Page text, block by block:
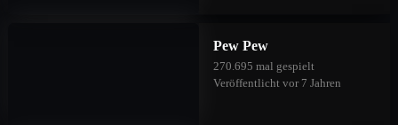
Pew Pew
270.695 mal gespielt
Veröffentlicht vor 7 Jahren